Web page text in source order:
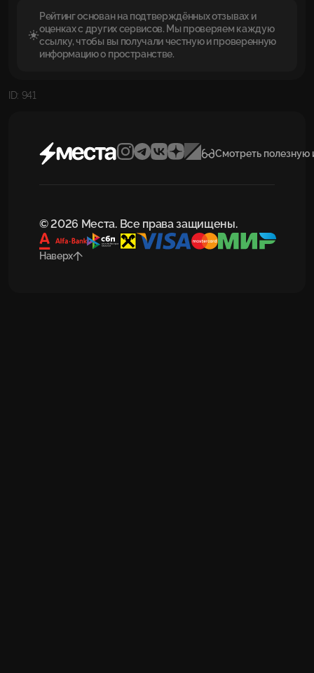
Рейтинг основан на подтверждённых отзывах и
оценках с других сервисов. Мы проверяем каждую
ссылку, чтобы вы получали честную и проверенную
информацию о пространстве.
ID: 941
Смотреть
© 2026 Места. Все права защищены.
Наверх